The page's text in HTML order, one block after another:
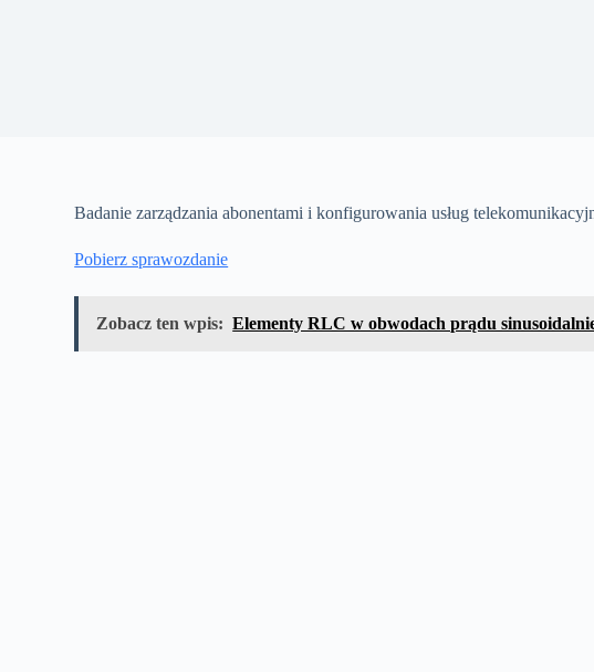
Badanie zarządzania abonentami i konfigurowania usług
Pobierz sprawozdanie
Zobacz ten wpis: Elementy RLC w obwodach prądu